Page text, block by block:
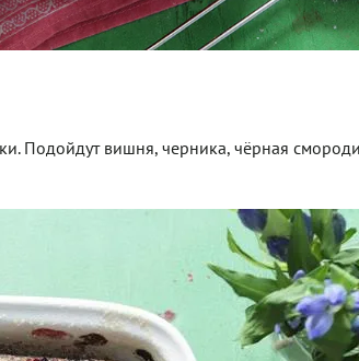
Подойдут вишня, черника, чёрная